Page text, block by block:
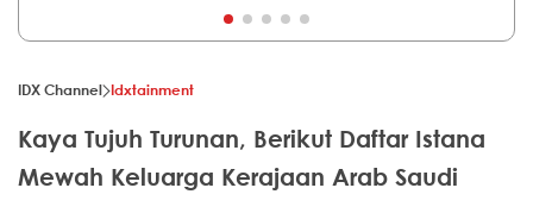
IDX Channel Idxtainment
Kaya Tujuh Turunan, Berikut Daftar Istana
Mewah Keluarga Kerajaan Arab Saudi